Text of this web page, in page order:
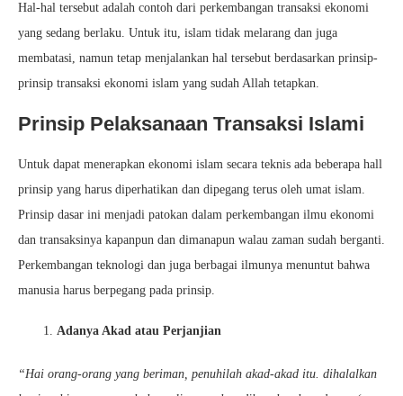
Hal-hal tersebut adalah contoh dari perkembangan transaksi ekonomi
yang sedang berlaku. Untuk itu, islam tidak melarang dan juga
membatasi, namun tetap menjalankan hal tersebut berdasarkan prinsip-
prinsip transaksi ekonomi islam yang sudah Allah tetapkan.
Prinsip Pelaksanaan Transaksi Islami
Untuk dapat menerapkan ekonomi islam secara teknis ada beberapa hall
prinsip yang harus diperhatikan dan dipegang terus oleh umat islam.
Prinsip dasar ini menjadi patokan dalam perkembangan ilmu ekonomi
dan transaksinya kapanpun dan dimanapun walau zaman sudah berganti.
Perkembangan teknologi dan juga berbagai ilmunya menuntut bahwa
manusia harus berpegang pada prinsip.
Adanya Akad atau Perjanjian
“Hai orang-orang yang beriman, penuhilah akad-akad itu. dihalalkan